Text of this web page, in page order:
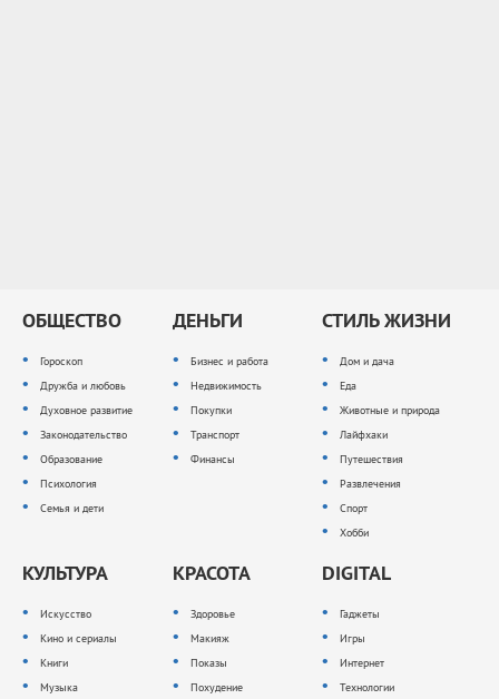
ОБЩЕСТВО
Гороскоп
Дружба и любовь
Духовное развитие
Законодательство
Образование
Психология
Семья и дети
ДЕНЬГИ
Бизнес и работа
Недвижимость
Покупки
Транспорт
Финансы
СТИЛЬ ЖИЗНИ
Дом и дача
Еда
Животные и природа
Лайфхаки
Путешествия
Развлечения
Спорт
Хобби
КУЛЬТУРА
Искусство
Кино и сериалы
Книги
Музыка
КРАСОТА
Здоровье
Макияж
Показы
Похудение
DIGITAL
Гаджеты
Игры
Интернет
Технологии